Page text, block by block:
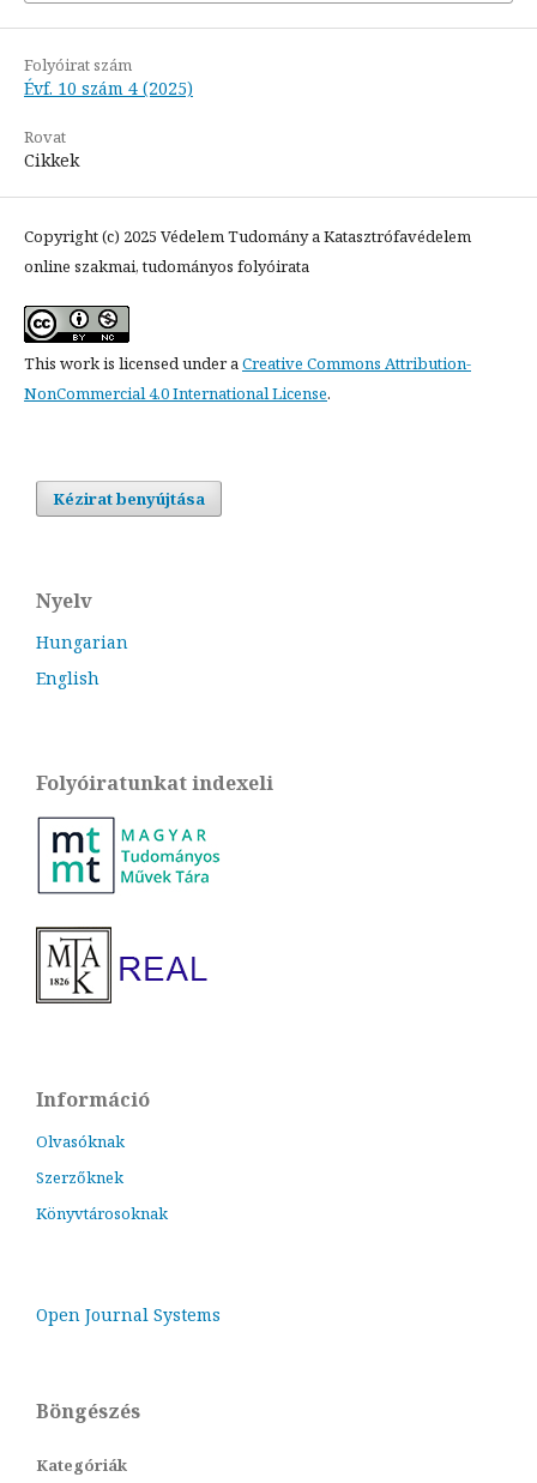
Folyóirat szám
Évf. 10 szám 4 (2025)
Rovat
Cikkek
Copyright (c) 2025 Védelem Tudomány a Katasztrófavédelem
online szakmai, tudományos folyóirata
This work is licensed under aCreative Commons Attribution-
NonCommercial 4.0 International License.
Kézirat benyújtása
Nyelv
Hungarian
English
Folyóiratunkat indexeli
Információ
Olvasóknak
Szerzőknek
Könyvtárosoknak
Open Journal Systems
Böngészés
Kategóriák